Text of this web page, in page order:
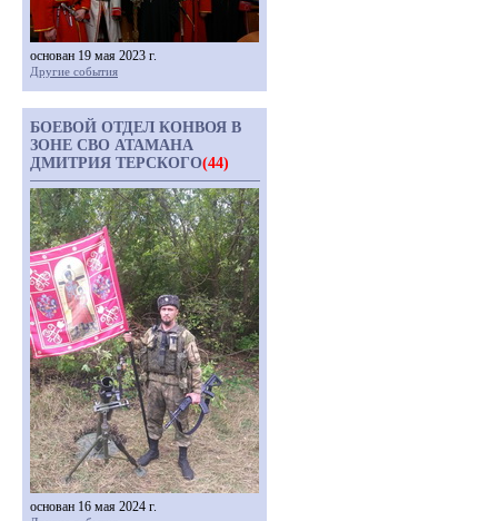
основан 19 мая 2023 г.
Другие события
БОЕВОЙ ОТДЕЛ КОНВОЯ В
ЗОНЕ СВО АТАМАНА
ДМИТРИЯ ТЕРСКОГО(44)
основан 16 мая 2024 г.